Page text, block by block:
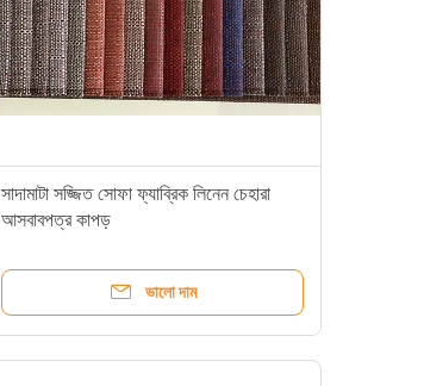
সাদামাটা সজ্জিত সোফা ফ্যাব্রিক লিনেন চেহারা
আসবাবপত্র কাপড়
ভালো দাম